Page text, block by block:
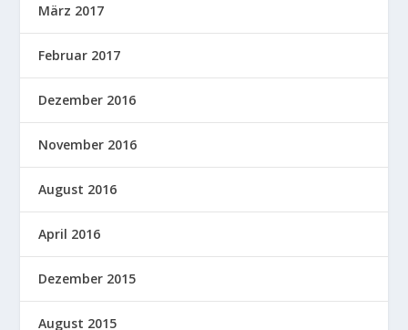
März 2017
Februar 2017
Dezember 2016
November 2016
August 2016
April 2016
Dezember 2015
August 2015